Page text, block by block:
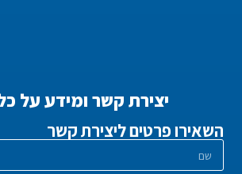
יצירת קשר ומידע על
השאירו פרטים ליצירת קשר